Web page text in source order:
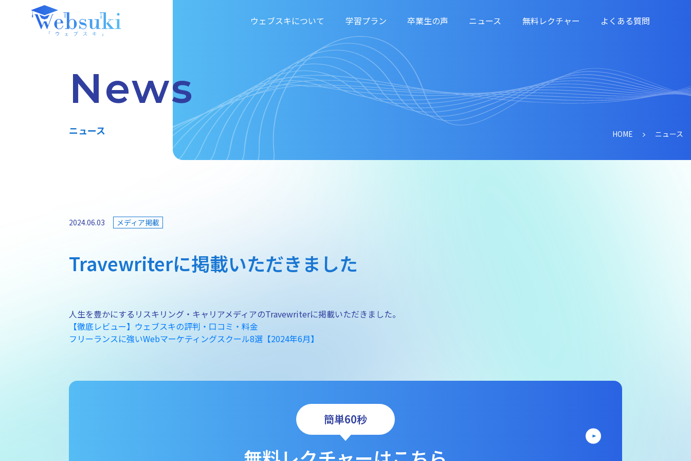
ウェブスキについて 学習プラン 卒業生の声 ニュース 無料レクチャー よくある質問
News
ニュース HOME ニュース
2024.06.03 メディア掲載
Travewriterに掲載いただきました
人生を豊かにするリスキリング・キャリアメディアのTravewriterに掲載いただきました。
【徹底レビュー】ウェブスキの評判・口コミ・料金
フリーランスに強いWebマーケティングスクール8選【2024年6月】
簡単60秒